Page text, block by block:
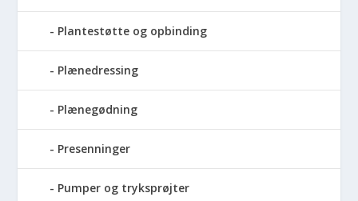
Plantestøtte og opbinding
Plænedressing
Plænegødning
Presenninger
Pumper og tryksprøjter